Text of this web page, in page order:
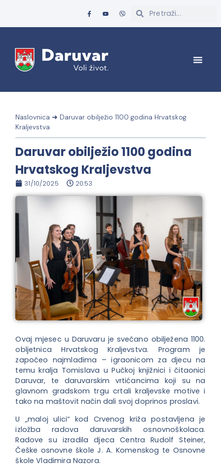
Naslovnica ➜ Daruvar obilježio 1100 godina Hrvatskog
Kraljevstva
Daruvar obilježio 1100 godina
Hrvatskog Kraljevstva
31/10/2025 20:53
Ovaj mjesec u Daruvaru je svečano obilježena 1100.
obljetnica Hrvatskog Kraljevstva. Program je
započeo najmlađima – igraonicom za djecu na
temu kralja Tomislava u Pučkoj knjižnici i čitaonici
Daruvar, te daruvarskim vrtićancima koji su na
glavnom gradskom trgu crtali kraljevske motive i
tako na maštovit način dali svoj doprinos proslavi.
U „maloj ulici“ kod Crvenog križa postavljena je
izložba radova daruvarskih osnovnoškolaca.
Radove su izradila djeca Centra Rudolf Steiner,
Češke osnovne škole J. A. Komenskog te Osnovne
škole Vladimira Nazora.